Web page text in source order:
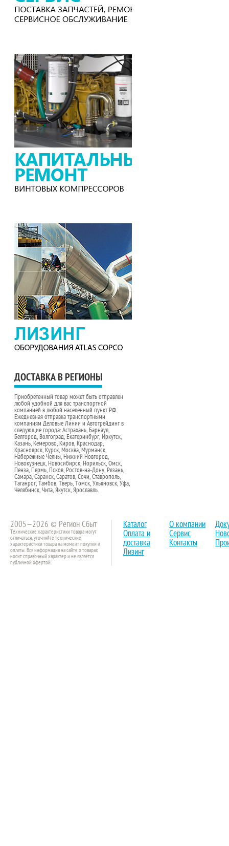
ДОСТАВКА В РЕГИОНЫ
Приобретенный товар может быть отправлен
любой удобной для вас транспортной
компанией в любой населенный пункт РФ.
Ежедневная отправка транспортными
компаниям Деловые Линии и Автотрейдинг в
следующие города: Астрахань, Барнаул,
Белгород, Волгоград, Екатеринбург, Иркутск,
Казань, Кемерово, Киров, Краснодар,
Красноярск, Курск, Москва, Мурманск,
Набережные Челны, Нижний Новгород,
Новокузнецк, Новосибирск, Норильск, Омск,
Пенза, Пермь, Псков, Ростов-на-Дону, Рязань,
Самара, Саранск, Саратов, Сочи, Ставрополь,
Таганрог, Тамбов, Тверь, Томск, Ульяновск, Уфа,
Челябинск, Чита, Якутск, Ярославль.
2005—2026 © Регион Сбыт
Технические характеристики товара могут
отличаться, уточняйте технические
характеристики товара на момент покупки и
оплаты. Вся информация на сайте о товарах
носит справочный характер и не является
публичной офертой.
Каталог
Оплата и
доставка
Лизинг
О компании
Сервис
Контакты